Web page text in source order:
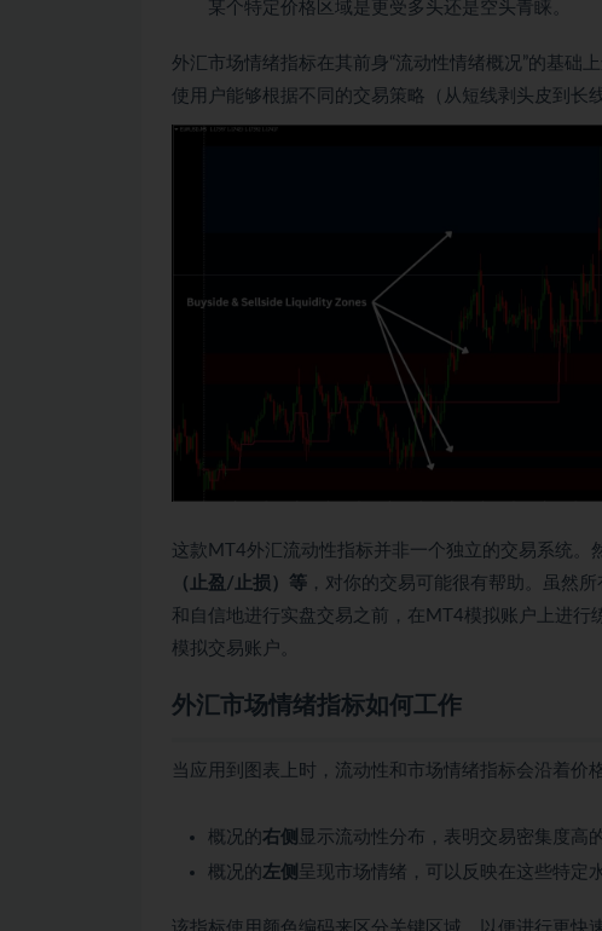
某个特定价格区域是更受多头还是空头青睐。
外汇市场情绪指标在其前身“流动性情绪概况”的基础
使用户能够根据不同的交易策略（从短线剥头皮到长
这款MT4外汇流动性指标并非一个独立的交易系统。
（止盈/止损）等 ，对你的交易可能很有帮助。虽然
和自信地进行实盘交易之前，在MT4模拟账户上进
模拟交易账户。
外汇市场情绪指标如何工作
当应用到图表上时，流动性和市场情绪指标会沿着价
概况的 右侧 显示流动性分布，表明交易密集度高
概况的 左侧 呈现市场情绪，可以反映在这些特定